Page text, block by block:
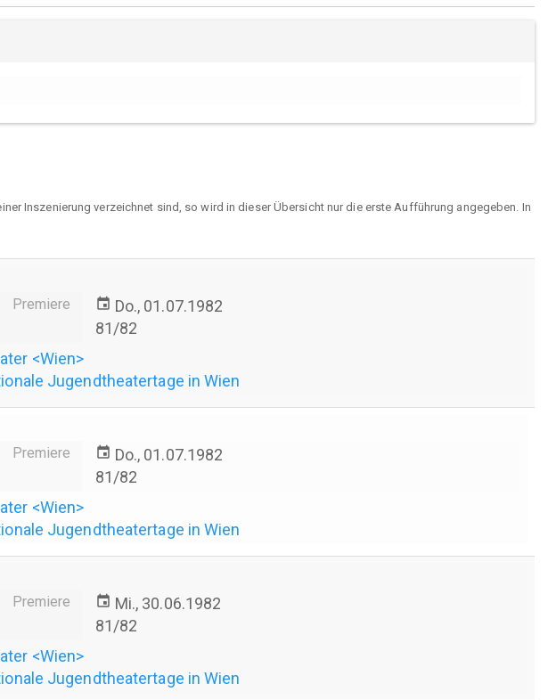
Inszenierung verzeichnet sind, so wird in dieser Übersicht nur die erste Aufführung angegeben. In
Premiere event Do., 01.07.1982
81/82
<Wien>
Jugendtheatertage in Wien
Premiere event Do., 01.07.1982
81/82
<Wien>
Jugendtheatertage in Wien
Premiere event Mi., 30.06.1982
81/82
<Wien>
Jugendtheatertage in Wien